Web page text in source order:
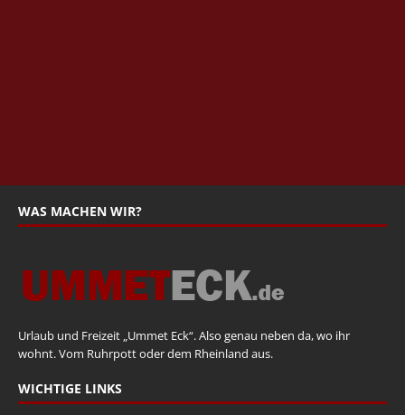
WAS MACHEN WIR?
Urlaub und Freizeit „Ummet Eck“. Also genau neben da, wo ihr
wohnt. Vom Ruhrpott oder dem Rheinland aus.
WICHTIGE LINKS